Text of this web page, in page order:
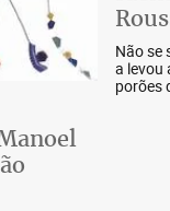
Não se
a levou
porões